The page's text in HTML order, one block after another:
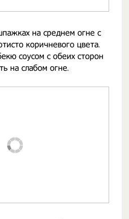
на среднем огне с
коричневого цвета.
соусом с обеих сторон
на слабом огне.